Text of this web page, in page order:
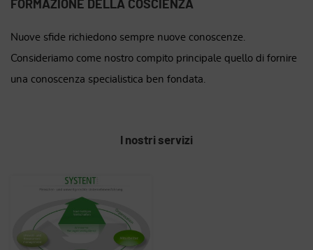
FORMAZIONE DELLA COSCIENZA
Nuove sfide richiedono sempre nuove conoscenze.
Consideriamo come nostro compito principale quello di fornire
una conoscenza specialistica ben fondata.
I nostri servizi